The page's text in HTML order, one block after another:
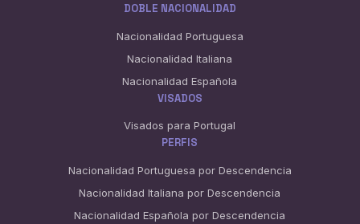
DOBLE NACIONALIDAD
Nacionalidad Portuguesa
Nacionalidad Italiana
Nacionalidad Española
VISADOS
Visados para Portugal
PERFIS
Nacionalidad Portuguesa por Descendencia
Nacionalidad Italiana por Descendencia
Nacionalidad Española por Descendencia